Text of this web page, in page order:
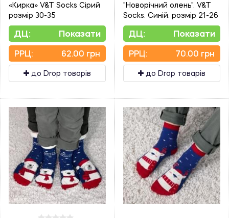
«Кирка» V&T Socks Сірий
розмір 30-35
ДЦ: Показати
PPЦ: 62.00 грн
до Drop товарів
"Новорічний олень". V&T
Socks. Синій. розмір 21-26
ДЦ: Показати
PPЦ: 70.00 грн
до Drop товарів